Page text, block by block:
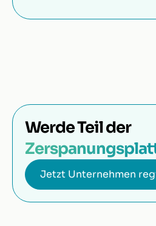
Werde Teil der
Jetzt Unternehmen